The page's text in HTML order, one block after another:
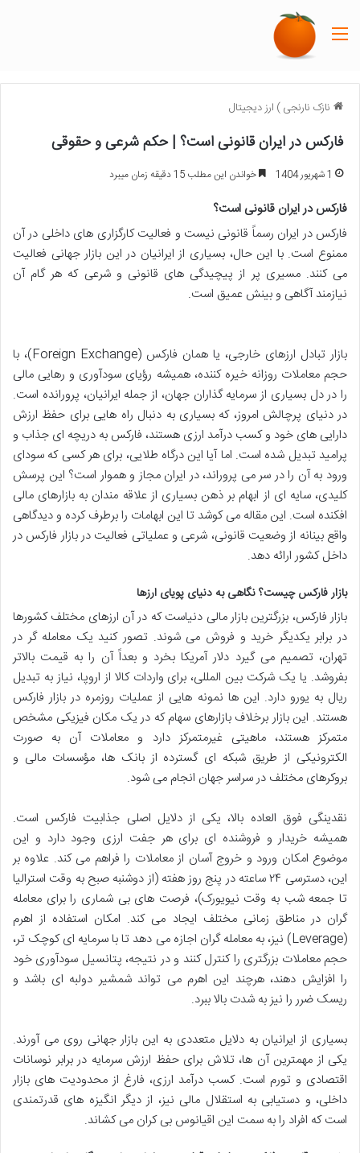
نازک نارنجی) ارز دیجیتال
فارکس در ایران قانونی است؟ | حکم شرعی و حقوقی
1 شهریور 1404 خواندن این مطلب 15 دقیقه زمان میبرد
فارکس در ایران قانونی است؟
فارکس در ایران رسماً قانونی نیست و فعالیت کارگزاری های داخلی در آن
ممنوع است. با این حال، بسیاری از ایرانیان در این بازار جهانی فعالیت
می کنند. مسیری پر از پیچیدگی های قانونی و شرعی که هر گام آن
نیازمند آگاهی و بینش عمیق است.
بازار تبادل ارزهای خارجی، یا همان فارکس (Foreign Exchange)، با
حجم معاملات روزانه خیره کننده، همیشه رؤیای سودآوری و رهایی مالی
را در دل بسیاری از سرمایه گذاران جهان، از جمله ایرانیان، پرورانده است.
در دنیای پرچالش امروز، که بسیاری به دنبال راه هایی برای حفظ ارزش
دارایی های خود و کسب درآمد ارزی هستند، فارکس به دریچه ای جذاب و
پرامید تبدیل شده است. اما آیا این درگاه طلایی، برای هر کسی که سودای
ورود به آن را در سر می پروراند، در ایران مجاز و هموار است؟ این پرسش
کلیدی، سایه ای از ابهام بر ذهن بسیاری از علاقه مندان به بازارهای مالی
افکنده است. این مقاله می کوشد تا این ابهامات را برطرف کرده و دیدگاهی
واقع بینانه از وضعیت قانونی، شرعی و عملیاتی فعالیت در بازار فارکس در
داخل کشور ارائه دهد.
بازار فارکس چیست؟ نگاهی به دنیای پویای ارزها
بازار فارکس، بزرگترین بازار مالی دنیاست که در آن ارزهای مختلف کشورها
در برابر یکدیگر خرید و فروش می شوند. تصور کنید یک معامله گر در
تهران، تصمیم می گیرد دلار آمریکا بخرد و بعداً آن را به قیمت بالاتر
بفروشد. یا یک شرکت بین المللی، برای واردات کالا از اروپا، نیاز به تبدیل
ریال به یورو دارد. این ها نمونه هایی از عملیات روزمره در بازار فارکس
هستند. این بازار برخلاف بازارهای سهام که در یک مکان فیزیکی مشخص
متمرکز هستند، ماهیتی غیرمتمرکز دارد و معاملات آن به صورت
الکترونیکی از طریق شبکه ای گسترده از بانک ها، مؤسسات مالی و
بروکرهای مختلف در سراسر جهان انجام می شود.
نقدینگی فوق العاده بالا، یکی از دلایل اصلی جذابیت فارکس است.
همیشه خریدار و فروشنده ای برای هر جفت ارزی وجود دارد و این
موضوع امکان ورود و خروج آسان از معاملات را فراهم می کند. علاوه بر
این، دسترسی ۲۴ ساعته در پنج روز هفته (از دوشنبه صبح به وقت استرالیا
تا جمعه شب به وقت نیویورک)، فرصت های بی شماری را برای معامله
گران در مناطق زمانی مختلف ایجاد می کند. امکان استفاده از اهرم
(Leverage) نیز، به معامله گران اجازه می دهد تا با سرمایه ای کوچک تر،
حجم معاملات بزرگتری را کنترل کنند و در نتیجه، پتانسیل سودآوری خود
را افزایش دهند، هرچند این اهرم می تواند شمشیر دولبه ای باشد و
ریسک ضرر را نیز به شدت بالا ببرد.
بسیاری از ایرانیان به دلایل متعددی به این بازار جهانی روی می آورند.
یکی از مهمترین آن ها، تلاش برای حفظ ارزش سرمایه در برابر نوسانات
اقتصادی و تورم است. کسب درآمد ارزی، فارغ از محدودیت های بازار
داخلی، و دستیابی به استقلال مالی نیز، از دیگر انگیزه های قدرتمندی
است که افراد را به سمت این اقیانوس بی کران می کشاند.